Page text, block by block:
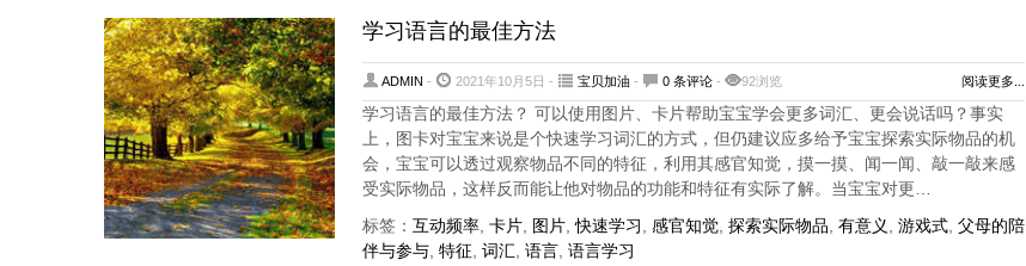
学习语言的最佳方法
ADMIN - 2021年10月5日 - 宝贝加油 - 0 条评论- 92浏览 阅读更多...
学习语言的最佳方法？ 可以使用图片、卡片帮助宝宝学会更多词汇、更会说话吗？事实
上，图卡对宝宝来说是个快速学习词汇的方式，但仍建议应多给予宝宝探索实际物品的机
会，宝宝可以透过观察物品不同的特征，利用其感官知觉，摸一摸、闻一闻、敲一敲来感
受实际物品，这样反而能让他对物品的功能和特征有实际了解。当宝宝对更…
标签： 互动频率, 卡片, 图片,快速学习 感官知觉, 探索实际物品 有意义 游戏式, 父母的陪
伴与参与, 特征 词汇 语言, 语言学习